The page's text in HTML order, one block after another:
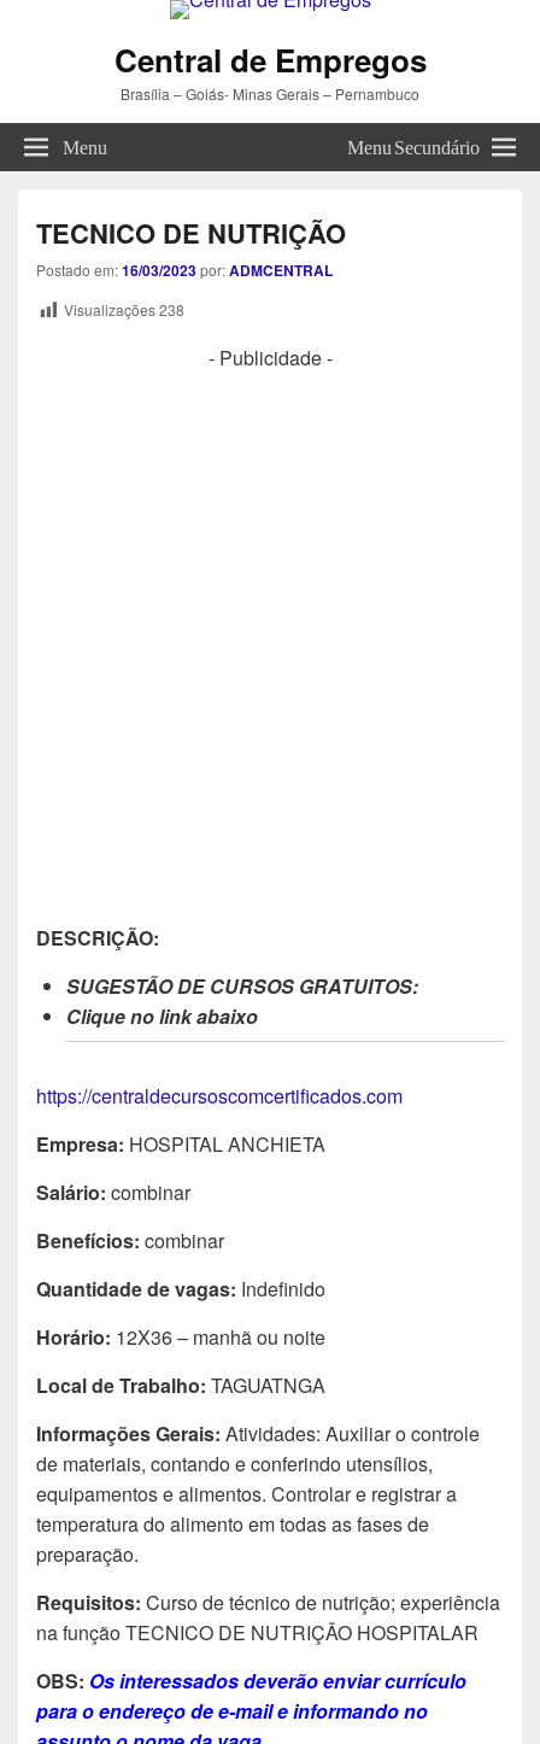
Central de Empregos
Brasília – Goiás- Minas Gerais – Pernambuco
Menu Menu Secundário
TECNICO DE NUTRIÇÃO
Postado em:16/03/2023por:ADMCENTRAL
Visualizações238
- Publicidade -
DESCRIÇÃO:
SUGESTÃO DE CURSOS GRATUITOS:
Clique no link abaixo
https://centraldecursoscomcertificados.com
Empresa: HOSPITAL ANCHIETA
Salário: combinar
Benefícios: combinar
Quantidade de vagas: Indefinido
Horário: 12X36 – manhã ou noite
Local de Trabalho: TAGUATNGA
Informações Gerais: Atividades: Auxiliar o controle
de materiais, contando e conferindo utensílios,
equipamentos e alimentos. Controlar e registrar a
temperatura do alimento em todas as fases de
preparação.
Requisitos: Curso de técnico de nutrição; experiência
na função TECNICO DE NUTRIÇÃO HOSPITALAR
OBS: Os interessados deverão enviar currículo
para o endereço de e-mail e informando no